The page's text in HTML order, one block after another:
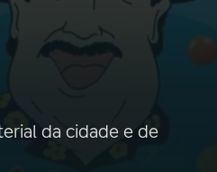
da cidade e de